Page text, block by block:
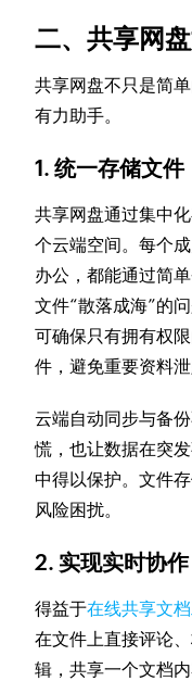
二、共享网
共享网盘不只是简
有力助手。
1. 统一存储文件
共享网盘通过集中
个云端空间。每个
办公，都能通过简
文件“散落成海”的
可确保只有拥有权
件，避免重要资料泄
云端自动同步与备
慌，也让数据在突
中得以保护。文件
风险困扰。
2. 实现实时协作
得益于在线共享文
在文件上直接评论
辑，共享一个文档